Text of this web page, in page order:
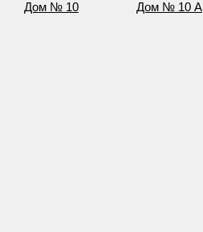
Дом № 10
Дом № 10 А